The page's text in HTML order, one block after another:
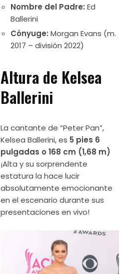
Nombre del Padre: Ed
Ballerini
Cónyuge: Morgan Evans (m.
2017 – división 2022)
Altura de Kelsea
Ballerini
La cantante de “Peter Pan”,
Kelsea Ballerini, es 5 pies 6
pulgadas o 168 cm (1,68 m)
¡Alta y su sorprendente
estatura la hace lucir
absolutamente emocionante
en el escenario durante sus
presentaciones en vivo!